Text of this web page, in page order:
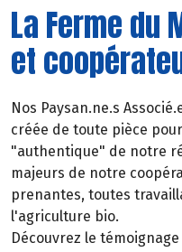
La Ferme du
et
Nos Paysan.ne.s
créée de toute pièce
"authentique" de notre
majeurs de notre
prenantes, toutes
l'agriculture bio.
Découvrez le